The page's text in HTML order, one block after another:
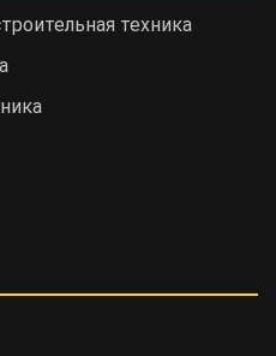
техника